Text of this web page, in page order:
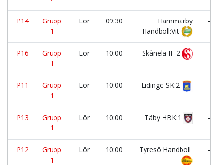
P14
Grupp
1
Lör 09:30
Hammarby
Handboll:Vit
-
P16
Grupp
1
Lör 10:00 Skånela IF 2 -
P11
Grupp
1
Lör 10:00 Lidingö SK:2 -
P13
Grupp
1
Lör 10:00 Täby HBK:1 -
P12
Grupp
1
Lör 10:00 Tyresö Handboll -